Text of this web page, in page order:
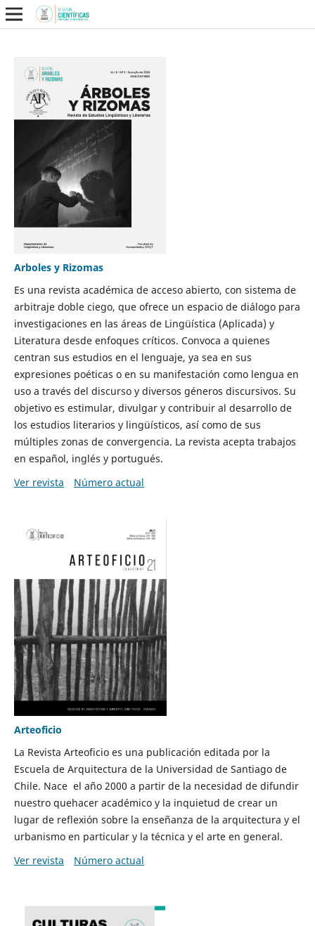
Arboles y Rizomas
Es una revista académica de acceso abierto, con sistema de
arbitraje doble ciego, que ofrece un espacio de diálogo para
investigaciones en las áreas de Lingüística (Aplicada) y
Literatura desde enfoques críticos. Convoca a quienes
centran sus estudios en el lenguaje, ya sea en sus
expresiones poéticas o en su manifestación como lengua en
uso a través del discurso y diversos géneros discursivos. Su
objetivo es estimular, divulgar y contribuir al desarrollo de
los estudios literarios y lingüísticos, así como de sus
múltiples zonas de convergencia. La revista acepta trabajos
en español, inglés y portugués.
Ver revista
Número actual
Arteoficio
La Revista Arteoficio es una publicación editada por la
Escuela de Arquitectura de la Universidad de Santiago de
Chile. Nace el año 2000 a partir de la necesidad de difundir
nuestro quehacer académico y la inquietud de crear un
lugar de reflexión sobre la enseñanza de la arquitectura y el
urbanismo en particular y la técnica y el arte en general.
Ver revista
Número actual